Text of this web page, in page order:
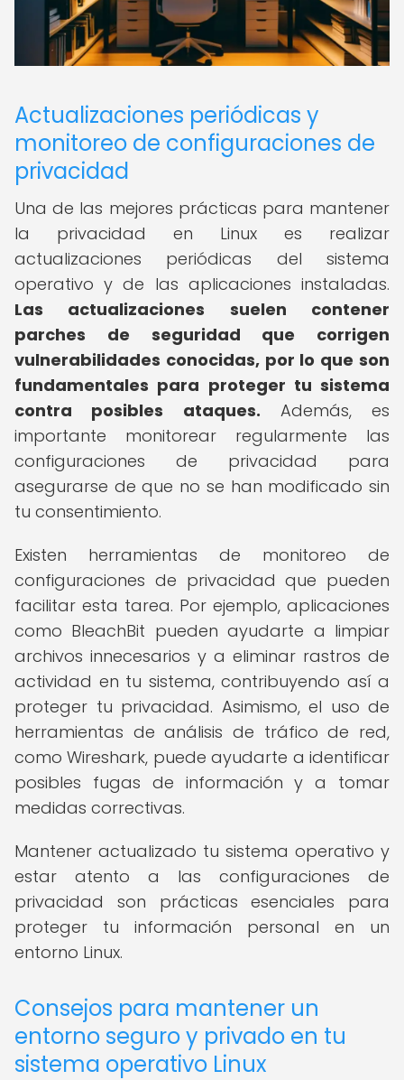
Actualizaciones periódicas y
monitoreo de configuraciones de
privacidad
Una de las mejores prácticas para mantener
la privacidad en Linux es realizar
actualizaciones periódicas del sistema
operativo y de las aplicaciones instaladas.
Las actualizaciones suelen contener
parches de seguridad que corrigen
vulnerabilidades conocidas, por lo que son
fundamentales para proteger tu sistema
contra posibles ataques. Además, es
importante monitorear regularmente las
configuraciones de privacidad para
asegurarse de que no se han modificado sin
tu consentimiento.
Existen herramientas de monitoreo de
configuraciones de privacidad que pueden
facilitar esta tarea. Por ejemplo, aplicaciones
como BleachBit pueden ayudarte a limpiar
archivos innecesarios y a eliminar rastros de
actividad en tu sistema, contribuyendo así a
proteger tu privacidad. Asimismo, el uso de
herramientas de análisis de tráfico de red,
como Wireshark, puede ayudarte a identificar
posibles fugas de información y a tomar
medidas correctivas.
Mantener actualizado tu sistema operativo y
estar atento a las configuraciones de
privacidad son prácticas esenciales para
proteger tu información personal en un
entorno Linux.
Consejos para mantener un
entorno seguro y privado en tu
sistema operativo Linux